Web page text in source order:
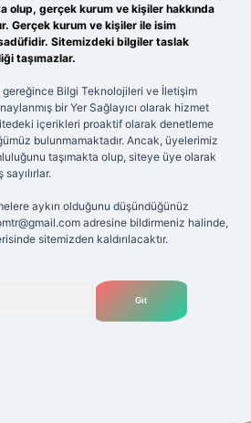
olup, gerçek kurum ve kişiler hakkında
Gerçek kurum ve kişiler ile isim
Sitemizdeki bilgiler taslak
taşımazlar.
gereğince Bilgi Teknolojileri ve İletişim
bir Yer Sağlayıcı olarak hizmet
içerikleri proaktif olarak denetleme
bulunmamaktadır. Ancak, üyelerimiz
taşımakta olup, siteye üye olarak
aykırı olduğunu düşündüğünüz
adresine bildirmeniz halinde,
sitemizden kaldırılacaktır.